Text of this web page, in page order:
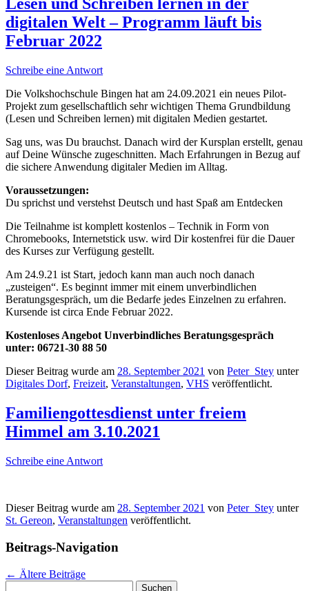
Lesen und Schreiben lernen in der
digitalen Welt – Programm läuft bis
Februar 2022
Schreibe eine Antwort
Die Volkshochschule Bingen hat am 24.09.2021 ein neues Pilot-
Projekt zum gesellschaftlich sehr wichtigen Thema Grundbildung
(Lesen und Schreiben lernen) mit digitalen Medien gestartet.
Sag uns, was Du brauchst. Danach wird der Kursplan erstellt, genau
auf Deine Wünsche zugeschnitten. Mach Erfahrungen in Bezug auf
die sichere Anwendung digitaler Medien im Alltag.
Voraussetzungen:
Du sprichst und verstehst Deutsch und hast Spaß am Entdecken
Die Teilnahme ist komplett kostenlos – Technik in Form von
Chromebooks, Internetstick usw. wird Dir kostenfrei für die Dauer
des Kurses zur Verfügung gestellt.
Am 24.9.21 ist Start, jedoch kann man auch noch danach
„zusteigen“. Es beginnt immer mit einem unverbindlichen
Beratungsgespräch, um die Bedarfe jedes Einzelnen zu erfahren.
Kursende ist circa Ende Februar 2022.
Kostenloses Angebot Unverbindliches Beratungsgespräch
unter: 06721-30 88 50
Dieser Beitrag wurde am 28. September 2021 von Peter_Stey unter
Digitales Dorf, Freizeit, Veranstaltungen, VHS veröffentlicht.
Familiengottesdienst unter freiem
Himmel am 3.10.2021
Schreibe eine Antwort
Dieser Beitrag wurde am 28. September 2021 von Peter_Stey unter
St. Gereon, Veranstaltungen veröffentlicht.
Beitrags-Navigation
← Ältere Beiträge